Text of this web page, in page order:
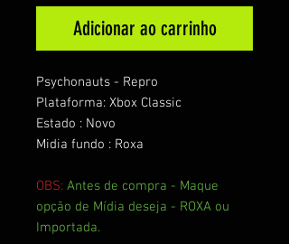
Adicionar ao carrinho
Psychonauts - Repro
Plataforma: Xbox Classic
Estado : Novo
Midia fundo : Roxa
OBS: Antes de compra - Maque
opção de Mídia deseja - ROXA ou
Importada.